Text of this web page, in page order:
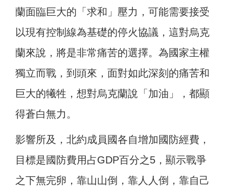
蘭面臨巨大的「求和」壓力，可能需要接受
以現有控制線為基礎的停火協議，這對烏克
蘭來說，將是非常痛苦的選擇。為國家主權
獨立而戰，到頭來，面對如此深刻的痛苦和
巨大的犧牲，想對烏克蘭說「加油」，都顯
得蒼白無力。
影響所及，北約成員國各自增加國防經費，
目標是國防費用占GDP百分之5，顯示戰爭
之下無完卵，靠山山倒，靠人人倒，靠自己